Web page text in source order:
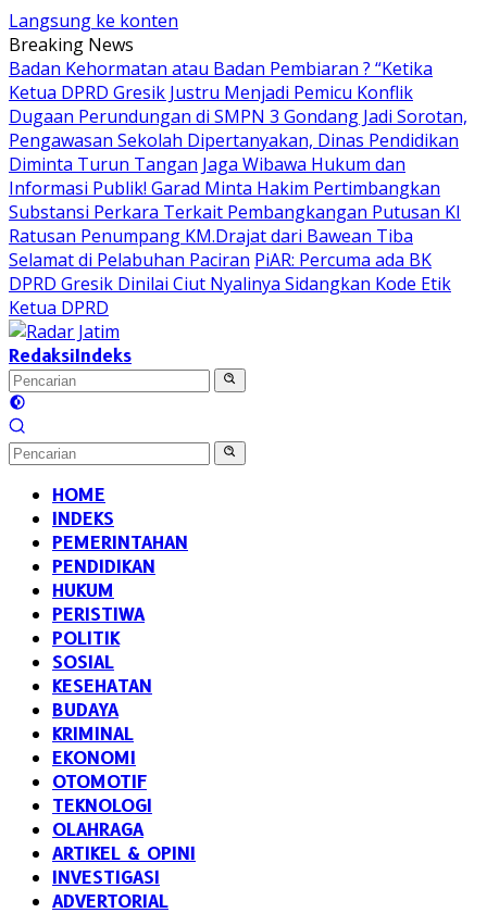
Langsung ke konten
Breaking News
Badan Kehormatan atau Badan Pembiaran ? “Ketika
Ketua DPRD Gresik Justru Menjadi Pemicu Konflik
Dugaan Perundungan di SMPN 3 Gondang Jadi Sorotan,
Pengawasan Sekolah Dipertanyakan, Dinas Pendidikan
Diminta Turun Tangan Jaga Wibawa Hukum dan
Informasi Publik! Garad Minta Hakim Pertimbangkan
Substansi Perkara Terkait Pembangkangan Putusan KI
Ratusan Penumpang KM.Drajat dari Bawean Tiba
Selamat di Pelabuhan Paciran PiAR: Percuma ada BK
DPRD Gresik Dinilai Ciut Nyalinya Sidangkan Kode Etik
Ketua DPRD
RedaksiIndeks
HOME
INDEKS
PEMERINTAHAN
PENDIDIKAN
HUKUM
PERISTIWA
POLITIK
SOSIAL
KESEHATAN
BUDAYA
KRIMINAL
EKONOMI
OTOMOTIF
TEKNOLOGI
OLAHRAGA
ARTIKEL & OPINI
INVESTIGASI
ADVERTORIAL